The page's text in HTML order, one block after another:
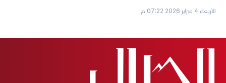
الأربعاء 4 فبراير 2026 07:22 م